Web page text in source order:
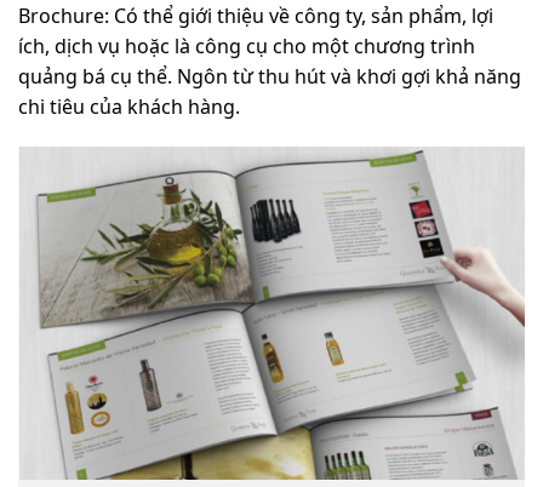
Brochure: Có thể giới thiệu về công ty, sản phẩm, lợi
ích, dịch vụ hoặc là công cụ cho một chương trình
quảng bá cụ thể. Ngôn từ thu hút và khơi gợi khả năng
chi tiêu của khách hàng.